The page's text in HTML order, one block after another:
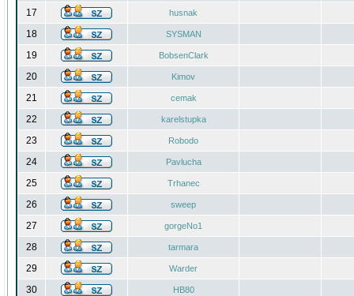
17 husnak
18 SYSMAN
19 BobsenClark
20 Kimov
21 cemak
22 karelstupka
23 Robodo
24 Pavlucha
25 Trhanec
26 sweep
27 gorgeNo1
28 tarmara
29 Warder
30 HB80